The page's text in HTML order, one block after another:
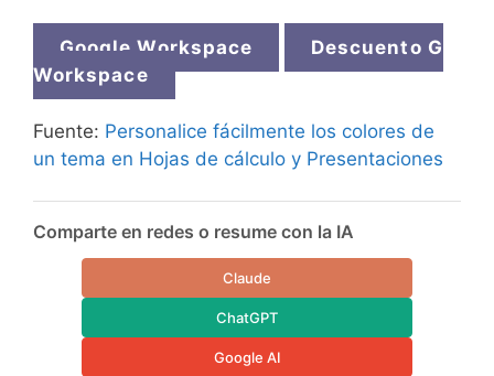
Google Workspace
Descuento G
Workspace
Fuente: Personalice fácilmente los colores de
un tema en Hojas de cálculo y Presentaciones
Comparte en redes o resume con la IA
Claude
ChatGPT
Google AI